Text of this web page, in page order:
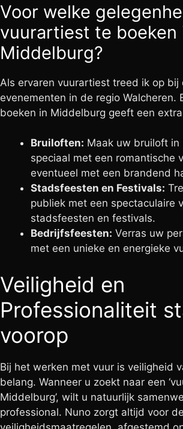
Voor welke
vuurartiest te boeken
Middelburg?
Als ervaren vuurartiest treed ik op bij
evenementen in de regio Walcheren.
boeken in Middelburg geeft een
Bruiloften: Maak uw bruiloft
speciaal met een romantische
eventueel met een brandend
Stadsfeesten en Festivals:
publiek met een spectaculaire
stadsfeesten en festivals.
Bedrijfsfeesten: Verras uw
met een unieke en energieke
Veiligheid en
Professionaliteit
voorop
Bij het werken met vuur is veiligheid
belang. Wanneer u zoekt naar een
Middelburg’, wilt u natuurlijk
professional. Nuno zorgt altijd voor